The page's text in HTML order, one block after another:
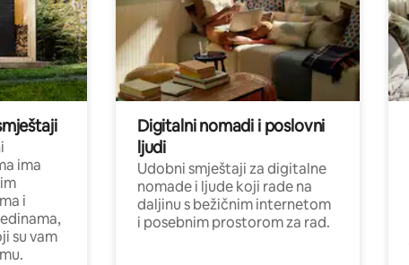
ima
i
su vam
Digitalni nomadi i poslovni
ljudi
Udobni smještaji za digitalne
nomade i ljude koji rade na
daljinu s bežičnim internetom
i posebnim prostorom za rad.